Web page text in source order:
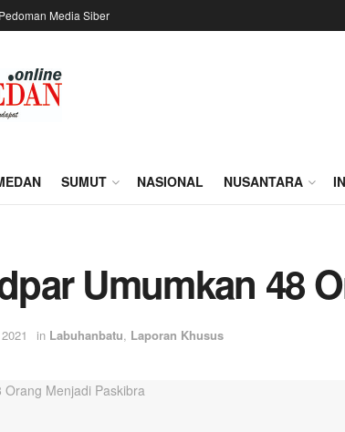
Pedoman Media Siber
SUMUT NASIONAL NUSANTARA
Umumkan 48
in Labuhanbatu, Laporan Khusus